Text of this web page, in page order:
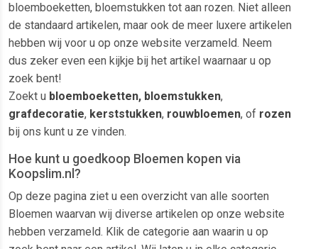
bloemboeketten, bloemstukken tot aan rozen. Niet alleen
de standaard artikelen, maar ook de meer luxere artikelen
hebben wij voor u op onze website verzameld. Neem
dus zeker even een kijkje bij het artikel waarnaar u op
zoek bent!
Zoekt u bloemboeketten, bloemstukken,
grafdecoratie, kerststukken, rouwbloemen, of rozen
bij ons kunt u ze vinden.
Hoe kunt u goedkoop Bloemen kopen via
Koopslim.nl?
Op deze pagina ziet u een overzicht van alle soorten
Bloemen waarvan wij diverse artikelen op onze website
hebben verzameld. Klik de categorie aan waarin u op